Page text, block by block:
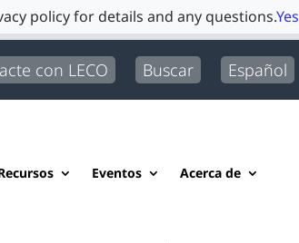
con LECO Buscar Español
Eventos Acerca de
policy for details and any questions.Yes